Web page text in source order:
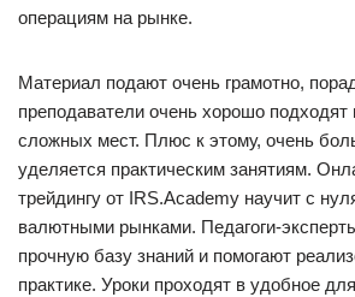
операциям на рынке.
Материал подают очень грамотно,
преподаватели очень хорошо
сложных мест. Плюс к этому, очень
уделяется практическим занятиям.
трейдингу от IRS.Academy научит с
валютными рынками. Педагоги-
прочную базу знаний и помогают
практике. Уроки проходят в удобное